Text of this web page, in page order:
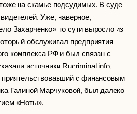
на скамье подсудимых. В суде
Уже, наверное,
Захарченко» по сути выросло из
обслуживал предприятия
комплекса РФ и был связан с
источники Rucriminal.info,
приятельствовавший с финансовым
Галиной Марчуковой, был далеко
«Ноты».